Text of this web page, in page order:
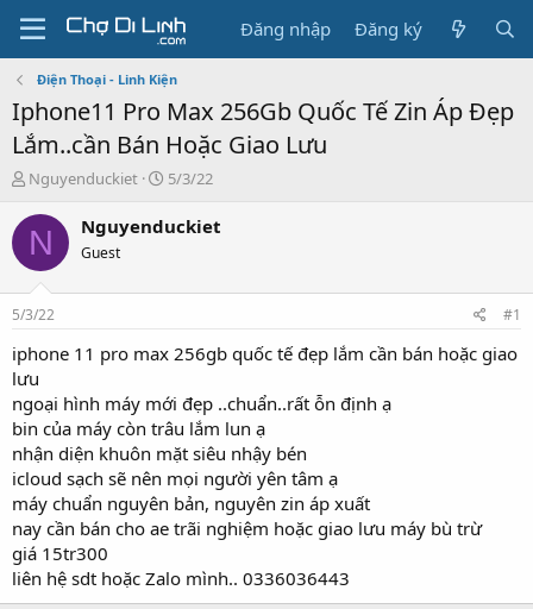
Đăng nhập Đăng ký
Điện Thoại - Linh Kiện
Iphone11 Pro Max 256Gb Quốc Tế Zin Áp Đẹp
Lắm..cần Bán Hoặc Giao Lưu
T
r
e
a
s
t
a
r
t
e
r
Nguyenduckiet
N
à
5/3/22
N Nguyenduckiet
Guest
5/3/22 #1
iphone 11 pro max 256gb quốc tế đẹp lắm cần bán hoặc giao
lưu
ngoại hình máy mới đẹp ..chuẩn..rất ỗn định ạ
bin của máy còn trâu lắm lun ạ
nhận diện khuôn mặt siêu nhậy bén
icloud sạch sẽ nên mọi người yên tâm ạ
máy chuẩn nguyên bản, nguyên zin áp xuất
nay cần bán cho ae trãi nghiệm hoặc giao lưu máy bù trừ
giá 15tr300
liên hệ sdt hoặc Zalo mình.. 0336036443